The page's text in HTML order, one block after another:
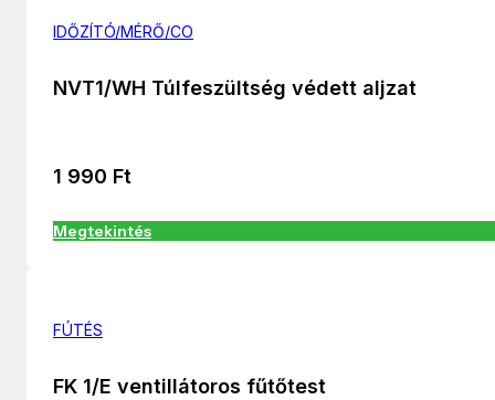
IDŐZÍTÓ/MÉRŐ/CO
NVT1/WH Túlfeszültség védett aljzat
1 990 Ft
Megtekintés
FÚTÉS
FK 1/E ventillátoros fűtőtest